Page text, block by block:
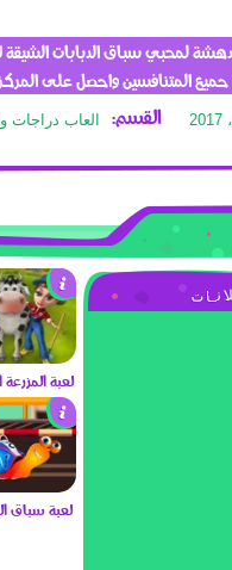
لعبة جديدة ومدهشة لمحبي سباق
حميع المتنافسين واحصل على
القسم: العاب دراجات
لعبة سباق